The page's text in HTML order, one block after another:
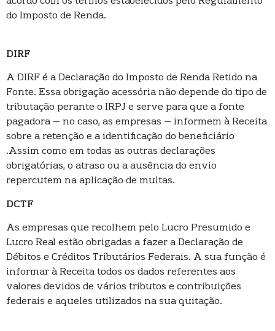
do Imposto de Renda.
DIRF
A DIRF é a Declaração do Imposto de Renda Retido na
Fonte. Essa obrigação acessória não depende do tipo de
tributação perante o IRPJ e serve para que a fonte
pagadora – no caso, as empresas – informem à Receita
sobre a retenção e a identificação do beneficiário
.Assim como em todas as outras declarações
obrigatórias, o atraso ou a ausência do envio
repercutem na aplicação de multas.
DCTF
As empresas que recolhem pelo Lucro Presumido e
Lucro Real estão obrigadas a fazer a Declaração de
Débitos e Créditos Tributários Federais. A sua função é
informar à Receita todos os dados referentes aos
valores devidos de vários tributos e contribuições
federais e aqueles utilizados na sua quitação.